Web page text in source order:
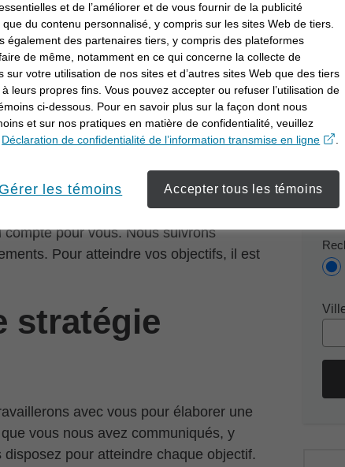
vous en êtes
vous voulez
ne devraient pas se limiter à vous aider à
à travailler aussi fort que vous à
– qu’il s’agisse de notre première
pour vous. Nous suivrons
Pour atteindre vos objectifs, il est
stratégie
avec vous pour élaborer une
vous nous avez communiqués, y
pour atteindre chaque objectif.
et de l’améliorer et de vous fournir de la publicité
du contenu personnalisé, y compris sur les sites Web de tiers.
également des partenaires tiers, y compris des plateformes
de même, notamment en ce qui concerne la collecte de
sur votre utilisation de nos sites et d’autres sites Web que des tiers
leurs propres fins. Vous pouvez accepter ou refuser l’utilisation de
ci-dessous. Pour en savoir plus sur la façon dont nous
et sur nos pratiques en matière de confidentialité, veuillez
Déclaration de confidentialité de l’information transmise en ligne .
Gérer les témoins Accepter tous les témoins